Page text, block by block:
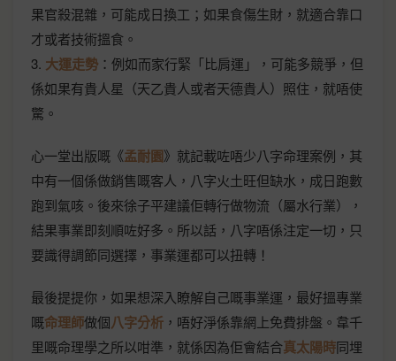
果官殺混雜，可能成日換工；如果食傷生財，就適合靠口
才或者技術搵食。
3. 大運走勢 ：例如而家行緊「比肩運」，可能多競爭，但
係如果有貴人星（天乙貴人或者天德貴人）照住，就唔使
驚。
心一堂出版嘅《孟耐園》就記載咗唔少八字命理案例，其
中有一個係做銷售嘅客人，八字火土旺但缺水，成日跑數
跑到氣咳。後來徐子平建議佢轉行做物流（屬水行業），
結果事業即刻順咗好多。所以話，八字唔係注定一切，只
要識得調節同選擇，事業運都可以扭轉！
最後提提你，如果想深入瞭解自己嘅事業運，最好搵專業
嘅命理師做個八字分析 ，唔好淨係靠網上免費排盤。韋千
里嘅命理學之所以咁準，就係因為佢會結合真太陽時同埋